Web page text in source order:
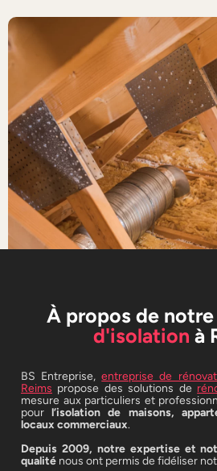
À propos de notre
d'isolation à
BS Entreprise,entreprise de
Reims propose des solutions de
mesure aux particuliers et
pourl’isolation de maisons,
locaux commerciaux.
Depuis 2009, notre expertise et
qualité nous ont permis de fidéliser